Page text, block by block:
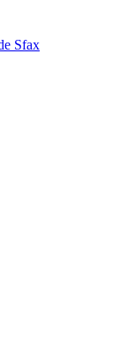
Sfax